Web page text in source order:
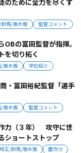
馬/栃木版 監督コメント
の冨田監督が指揮。
を切り拓く
/栃木版 学校紹介
・冨田裕紀監督「選手
/栃木版 監督コメント
力（３年） 攻守に世
ショートストップ
埼玉/群馬/栃木版 農作力